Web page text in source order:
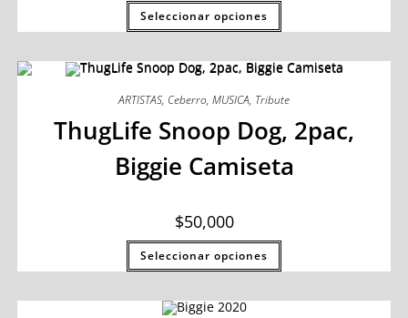
Seleccionar opciones
ARTISTAS, Ceberro, MUSICA, Tribute
ThugLife Snoop Dog, 2pac,
Biggie Camiseta
$50,000
Seleccionar opciones